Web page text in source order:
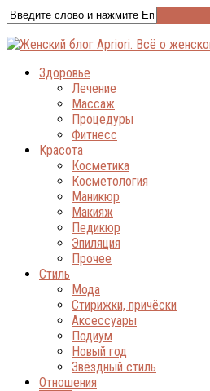
Здоровье
Лечение
Массаж
Процедуры
Фитнесс
Красота
Косметика
Косметология
Маникюр
Макияж
Педикюр
Эпиляция
Прочее
Стиль
Мода
Стирижки, причёски
Аксессуары
Подиум
Новый год
Звёздный стиль
Отношения